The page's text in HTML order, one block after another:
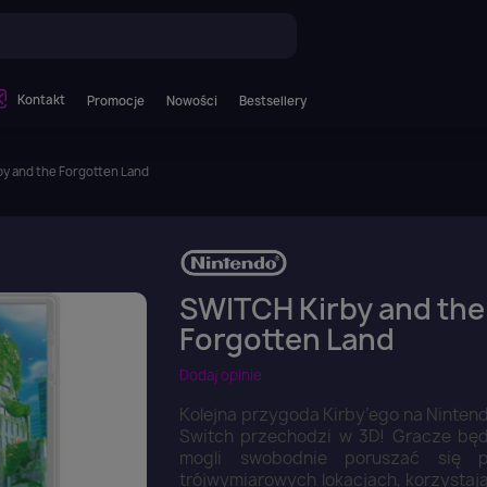
Kontakt Promocje Nowości Bestsellery
and the Forgotten Land
SWITCH Kirby and the
Forgotten Land
Dodaj opinie
Kolejna przygoda Kirby’ego na
Switch przechodzi w 3D! Gracze
mogli swobodnie poruszać się
trójwymiarowych lokacjach,